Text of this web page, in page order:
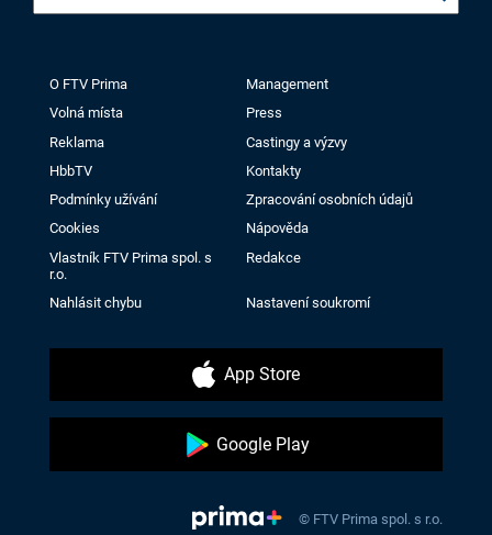
O FTV Prima
Management
Volná místa
Press
Reklama
Castingy a výzvy
HbbTV
Kontakty
Podmínky užívání
Zpracování osobních údajů
Cookies
Nápověda
Vlastník FTV Prima spol. s
r.o.
Redakce
Nahlásit chybu Nastavení soukromí
App Store
Google Play
© FTV Prima spol. s r.o.